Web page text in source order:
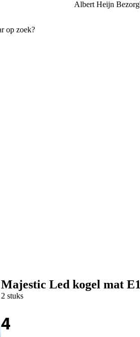
Albert Heijn
Majestic Led kogel mat
2 stuks
4